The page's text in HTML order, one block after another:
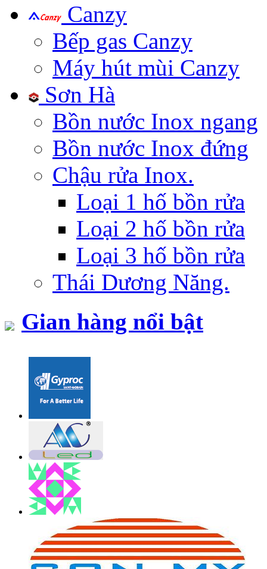
Canzy
Bếp gas Canzy
Máy hút mùi Canzy
Sơn Hà
Bồn nước Inox ngang
Bồn nước Inox đứng
Chậu rửa Inox.
Loại 1 hố bồn rửa
Loại 2 hố bồn rửa
Loại 3 hố bồn rửa
Thái Dương Năng.
Gian hàng nổi bật